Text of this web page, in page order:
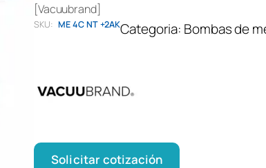
[Vacuubrand]
SKU: ME 4C NT +2AKCategoria: Bombas de
Solicitar cotización